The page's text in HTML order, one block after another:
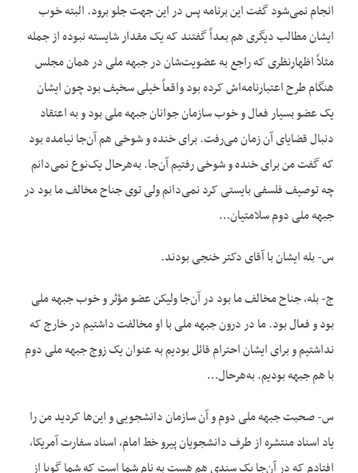
انجام نمی‌شود گفت این برنامه پس در این جهت جلو برود. البته خوب
ایشان مطالب دیگری هم بعداً گفتند که یک مقدار شایسته نبوده از جمله
مثلاً اظهارنظری که راجع به عضویت‌شان در جبهه ملی در همان مجلس
هنگام طرح اعتبارنامه‌اش کرده بود واقعاً خیلی سخیف بود چون ایشان
یک عضو بسیار فعال و خوب سازمان جوانان جبهه ملی بود و به اعتقاد
دنبال قضایای آن زمان می‌رفت. برای خنده و شوخی هم آن‌جا نیامده بود
که گفت من برای خنده و شوخی رفتیم آن‌جا. به‌هرحال یک‌نوع نمی‌دانم
چه توصیف فلسفی بایستی کرد نمی‌دانم ولی توی جناح مخالف ما بود در
جبهه ملی دوم سلامتیان…
س- بله ایشان با آقای دکتر خنجی بودند.
ج- بله، جناح مخالف ما بود در آن‌جا ولیکن عضو مؤثر و خوب جبهه ملی
بود و فعال بود. ما در درون جبهه ملی با او مخالفت داشتیم در خارج که
نداشتیم و برای ایشان احترام قائل بودیم به عنوان یک زوج جبهه ملی دوم
با هم جبهه بودیم. به‌هرحال…
س- صحبت جبهه ملی دوم و آن سازمان دانشجویی و این‌ها کردید من را
یاد اسناد منتشره از طرف دانشجویان پیرو خط امام، اسناد سفارت آمریکا،
افتادم که در آن‌جا یک سندی هم هست به نام شما است که شما گویا از